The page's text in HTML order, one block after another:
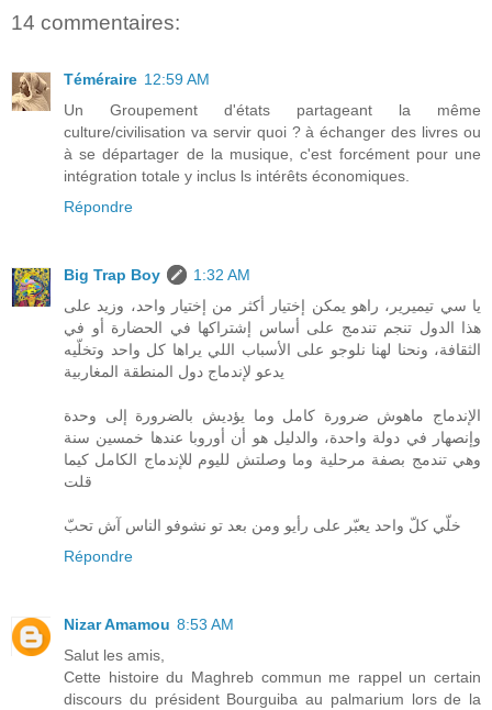
14 commentaires:
Téméraire 12:59 AM
Un Groupement d'états partageant la même
culture/civilisation va servir quoi ? à échanger des livres ou
à se départager de la musique, c'est forcément pour une
intégration totale y inclus ls intérêts économiques.
Répondre
Big Trap Boy
1:32 AM
يا سي تيميرير، راهو يمكن إختيار أكثر من إختيار واحد، وزيد على
هذا الدول تنجم تندمج على أساس إشتراكها في الحضارة أو في
الثقافة، ونحنا لهنا نلوجو على الأسباب اللي يراها كل واحد وتخلّيه
يدعو لإندماج دول المنطقة المغاربية
الإندماج ماهوش ضرورة كامل وما يؤديش بالضرورة إلى وحدة
وإنصهار في دولة واحدة، والدليل هو أن أوروبا عندها خمسين سنة
وهي تندمج بصفة مرحلية وما وصلتش لليوم للإندماج الكامل كيما
قلت
خلّي كلّ واحد يعبّر على رأيو ومن بعد تو نشوفو الناس آش تحبّ
Répondre
Nizar Amamou 8:53 AM
Salut les amis,
Cette histoire du Maghreb commun me rappel un certain
discours du président Bourguiba au palmarium lors de la